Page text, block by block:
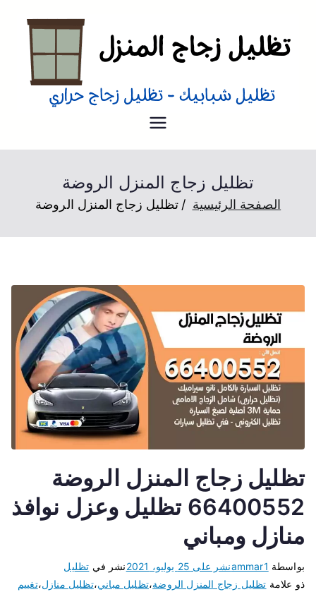
تظليل منازل
تظليل زجاج منازل من الداخل و
تظليل زجاج المنزل الروضة
الصفحة الرئيسية تظليل زجاج المنزل الروضة
تظليل زجاج المنزل الروضة
66400552 تظليل وعزل نوافذ
منازل ومباني
بواسطة ammar1نشر على 25 يوليو، 2021 نشر في تظليل
ذو علامة تظليل زجاج المنزل الروضة،تظليل مباني،تظليل منازل،تغييم